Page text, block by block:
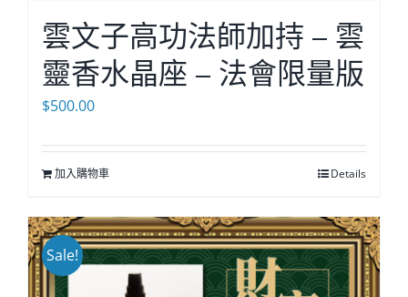
雲文子高功法師加持 – 雲
靈香水晶座 – 法會限量版
$500.00
加入購物車 Details
Sale!